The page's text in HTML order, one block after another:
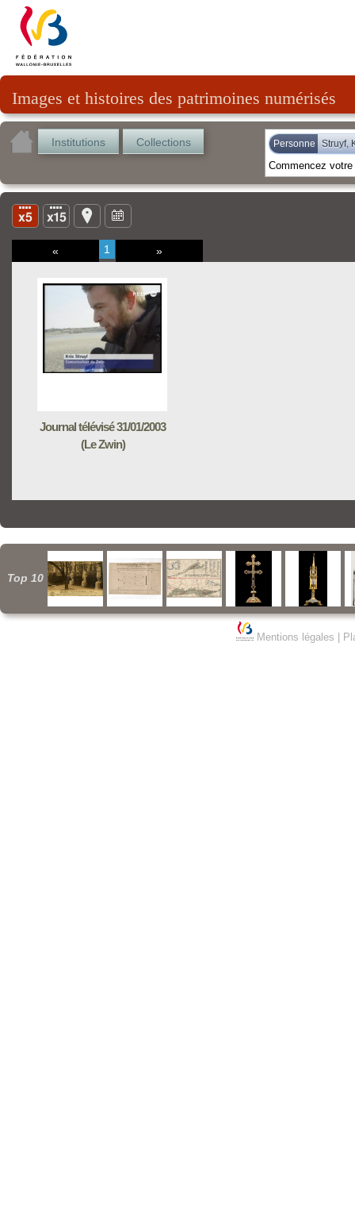
Images et histoires des patrimoines numérisés
Institutions Collections Personne Struyf,
« 1 »
Journal télévisé 31/01/2003
(Le Zwin)
Top 10
Mentions légales